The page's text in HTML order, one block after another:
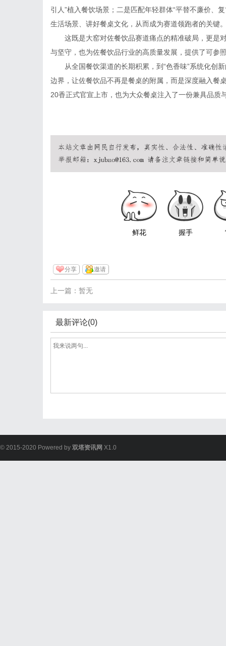
引人”植入餐饮场景；二是匹配年轻群体“平替不廉价、
生活场景、讲好餐桌文化，从而成为赛道领跑者的关键
这既是大窑对佐餐饮品赛道痛点的精准破局，更是
与坚守，也为佐餐饮品行业的高质量发展，提供了可参
从全国餐饮渠道的长期积累，到“色香味”系统化创
边界，让佐餐饮品不再是餐桌的附属，而是深度融入餐
20香正式官宣上市，也为大众餐桌注入了一份兼具品
鲜花 握手
分享 邀请
上一篇：暂无
最新评论(0)
© 2015-2020 Powered by 双塔资讯网 X1.0